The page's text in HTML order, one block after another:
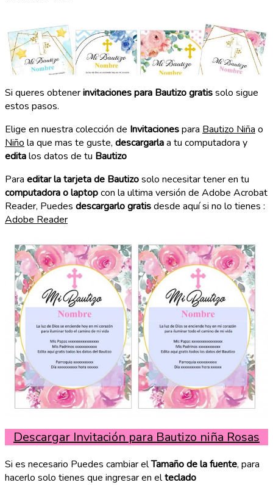
Si queres obtenerinvitaciones para Bautizo gratissolo sigue
estos pasos.
Elige en nuestra colección de Invitacionespara Bautizo Niña o
Niño la que mas te guste, descargarlaa tu computadora y
editalos datos de tu Bautizo
Para editar la tarjeta de Bautizosolo necesitar tener en tu
computadora o laptopcon la ultima versión de Adobe Acrobat
Reader, Puedes descargarlo gratisdesde aquí si no lo tienes :
Adobe Reader
Descargar Invitación para Bautizo niña Rosas
Si es necesario Puedes cambiar elTamaño de la fuente, para
hacerlo solo tienes que ingresar en elteclado